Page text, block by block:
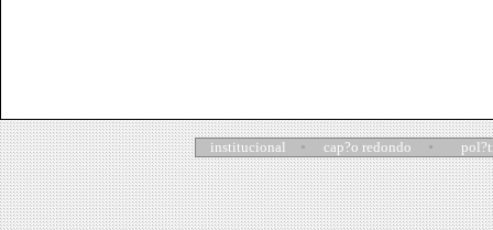
institucional cap?o redondo